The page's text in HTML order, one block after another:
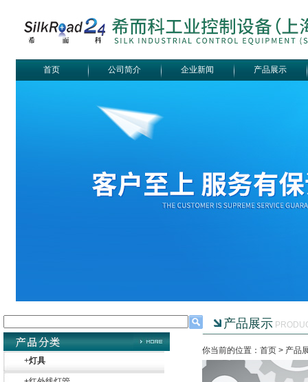
首页 公司简介 企业新闻 产品展示
+灯具
产品展示
你当前的位置：首页 > 产品